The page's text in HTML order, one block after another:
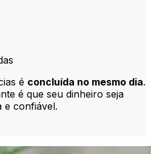
é concluída no mesmo dia.
é que seu dinheiro seja
e confiável.